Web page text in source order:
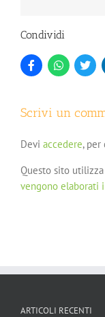
Condividi
Scrivi un
Devi accedere, per
Questo sito
vengono elaborati
ARTICOLI RECENTI